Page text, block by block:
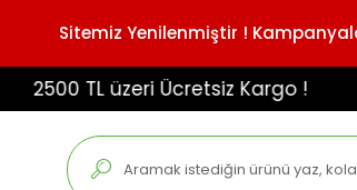
Sitemiz Yenilenmiştir !
2500 TL üzeri Ücretsiz Kargo !